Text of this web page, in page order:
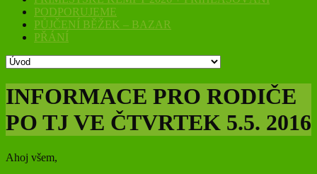
PODPORUJEME
PŮJČENÍ BĚŽEK – BAZAR
PŘÁNÍ
INFORMACE PRO RODIČE
PO TJ VE ČTVRTEK 5.5. 2016
Ahoj všem,